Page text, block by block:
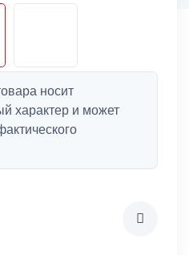
носит
характер и может